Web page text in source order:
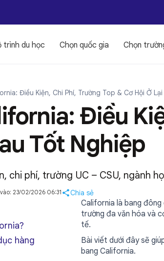
trình du học Chọn quốc gia Chọn
Điều Kiện, Chi Phí, Trường Top & Cơ Hội Ở
Điều
Tốt Nghiệp
chi phí, trường UC – CSU, ngành
23/02/2026 06:31 Chia sẻ
hàng
California là bang
trường đa văn hóa và
tế.
Bài viết dưới đây sẽ
bang California.